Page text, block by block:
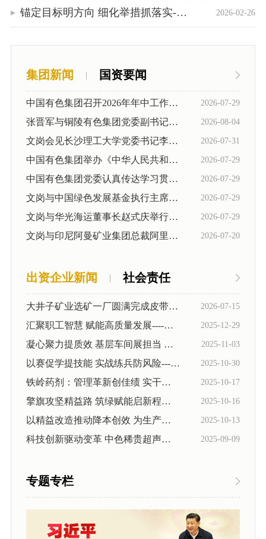
新
责
任
锡
冶
炼
矿
药
剂
贵
料
科
研
发
心
品
矿
产
品
药
剂
产
品
有
色
冶
志
党
建
设
党
建
工
作
共
青
工
风
廉
政
人
力
资
人
才
念
人
才
招
聘
员
工
激
励
员
采
购
信
公
锚定目标明方向 细化举措抓落实----中色沈矿... 2026-02-26
集团新闻 | 国资要闻
中国有色集团召开2026年年中工作会暨安全环... 2026-07-29
张晋军与铜陵有色集团党委副书记、总经理蒋... 2026-08-04
文岗会见长沙理工大学党委书记李志超一行 2026-07-31
中国有色集团举办《中华人民共和国生态环境... 2026-07-29
中国有色集团党委认真传达学习贯彻习近平总... 2026-07-29
文岗与中国绿色发展基金执行主席桂振华举行... 2026-07-29
文岗与华光海运董事长赵式庆举行会谈 2026-07-29
文岗与印尼阿曼矿业集团总裁阿里夫·西达尔... 2026-07-20
出资企业新闻 社会责任
大井子矿业选矿一厂圆满完成皮带驱动设备升... 2026-07-15
汇聚职工智慧 赋能高质量发展----大井子矿业... 2025-12-29
凝心聚力提质效 基层车间展担当 ——铁岭药... 2025-11-03
以赛促学提技能 实战练兵防风险----富邦铜业... 2025-10-30
铁岭药剂：管理革新创佳绩 实干担当启新程 2025-10-17
擎旗攻坚精益路 筑绿赋能启新程——以“党建... 2025-10-16
以精益改造推动降本创效 为生产瓶颈突破提供... 2025-10-13
科技创新驱动变革 中色稀贵超声波清洗工艺实... 2025-09-09
专题专栏